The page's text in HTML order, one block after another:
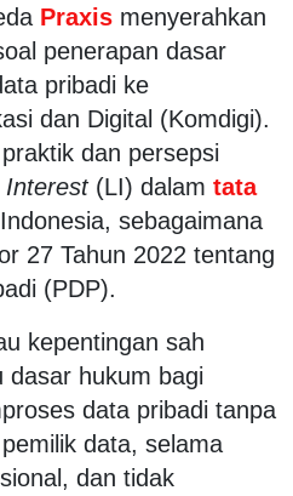
Praxis menyerahkan
penerapan dasar
pribadi ke
dan Digital (Komdigi).
dan persepsi
Interest(LI) dalam tata
sebagaimana
27 Tahun 2022 tentang
(PDP).
kepentingan sah
dasar hukum bagi
data pribadi tanpa
data, selama
dan tidak